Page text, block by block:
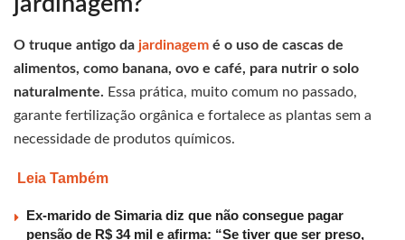
O truque antigo da jardinagem é o uso de cascas de
alimentos, como banana, ovo e café, para nutrir o solo
naturalmente. Essa prática, muito comum no passado,
garante fertilização orgânica e fortalece as plantas sem a
necessidade de produtos químicos.
Leia Também
Ex-marido de Simaria diz que não consegue pagar
pensão de R$ 34 mil e afirma: “Se tiver que ser preso,